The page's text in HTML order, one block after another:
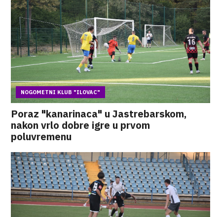
NOGOMETNI KLUB "ILOVAC"
Poraz "kanarinaca" u Jastrebarskom,
nakon vrlo dobre igre u prvom
poluvremenu